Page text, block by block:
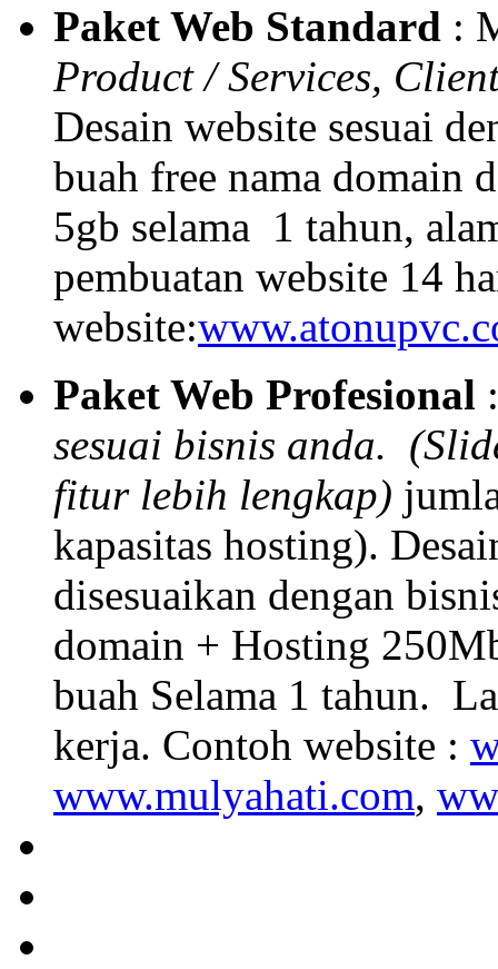
Paket Web Standard :
Product / Services,
Desain website sesuai
buah free nama domain
5gb selama 1 tahun,
pembuatan website 14
website:
Paket Web Profesional
sesuai bisnis anda.
fitur lebih lengkap)
kapasitas hosting).
disesuaikan dengan
domain + Hosting
buah Selama 1 tahun.
kerja. Contoh website :
www.mulyahati.com,